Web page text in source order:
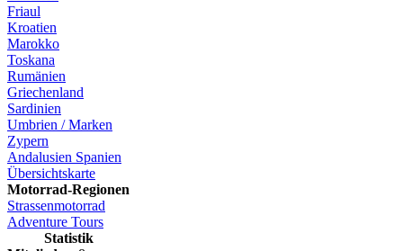
Friaul
Kroatien
Marokko
Toskana
Rumänien
Griechenland
Sardinien
Umbrien / Marken
Zypern
Andalusien Spanien
Übersichtskarte
Motorrad-Regionen
Strassenmotorrad
Adventure Tours
Statistik